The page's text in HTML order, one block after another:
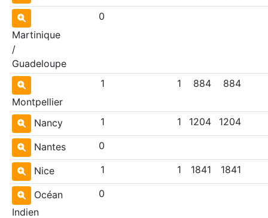
Martinique
/
Guadeloupe
0
Montpellier
1 1 884 884
Nancy 1 1 1204 1204
Nantes 0
Nice 1 1 1841 1841
Océan
Indien
0